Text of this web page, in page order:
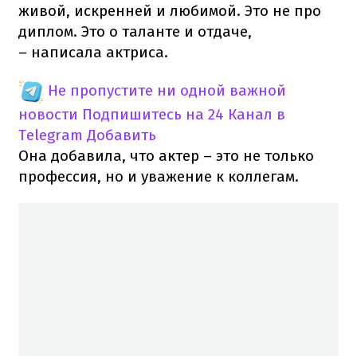
живой, искренней и любимой. Это не про
диплом. Это о таланте и отдаче,
– написала актриса.
Не пропустите ни одной важной
новости Подпишитесь на 24 Канал в
Telegram Добавить
Она добавила, что актер – это не только
профессия, но и уважение к коллегам.